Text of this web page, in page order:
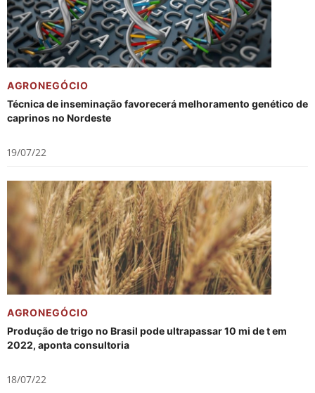
AGRONEGÓCIO
Técnica de inseminação favorecerá melhoramento genético de
caprinos no Nordeste
19/07/22
AGRONEGÓCIO
Produção de trigo no Brasil pode ultrapassar 10 mi de t em
2022, aponta consultoria
18/07/22